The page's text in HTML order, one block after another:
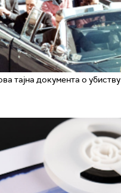
тајна документа о убиству